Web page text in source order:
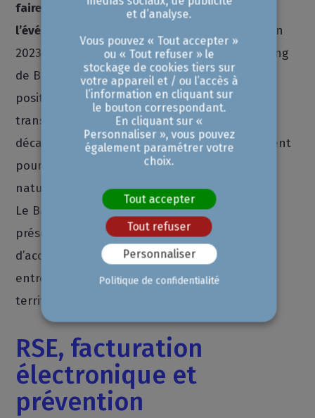
faire rayonner l'écosystème local au travers de
l’événement « Territoires en ACTIONS »
. L’édition
2023 se tiendra sur le territoire Ouest de l’Etang
de Berre et portera sur le nouveau
positionnement de ce territoire et sa
transformation liée notamment à la
décarbonation et aux opportunités qui s’ouvrent
pour les activités de sports, loisirs de pleine
nature, tourisme.
Le Barreau d’Aix en Provence sera également
présent au prochain événement qui permet
d’accueillir et de faire la connaissance des
entreprises nouvellement installées sur son
territoire.
RSE, facturation
électronique et
prévention
et d’analyse.
Vous pouvez « Tout accepter »
ou « Tout refuser » le
stockage de cookies tiers sur
votre appareil et / ou l’accès à
l’information en cliquant sur
le bouton correspondant.
En cliquant sur «
Personnaliser », vous pouvez
également paramétrer votre
choix.
Tout accepter
Tout refuser
Personnaliser
Politique de confidentialité